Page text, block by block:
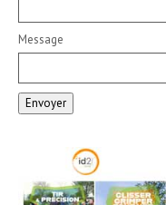
Message
Envoyer